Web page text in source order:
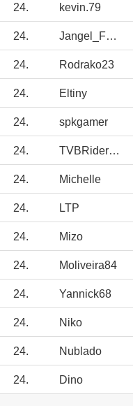
24. kevin.79
24. Jangel_Fdez
24. Rodrako23
24. Eltiny
24. spkgamer
24. TVBRiderJED12
24. Michelle
24. LTP
24. Mizo
24. Moliveira84
24. Yannick68
24. Niko
24. Nublado
24. Dino